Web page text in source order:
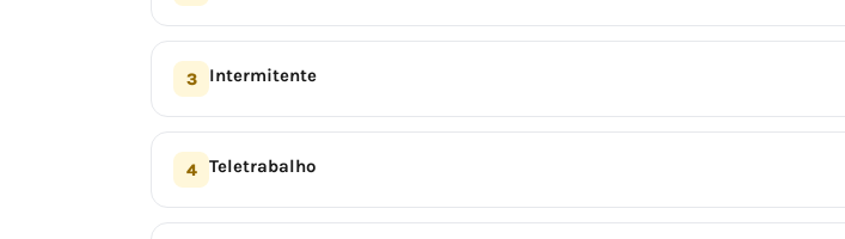
3 Intermitente
4 Teletrabalho